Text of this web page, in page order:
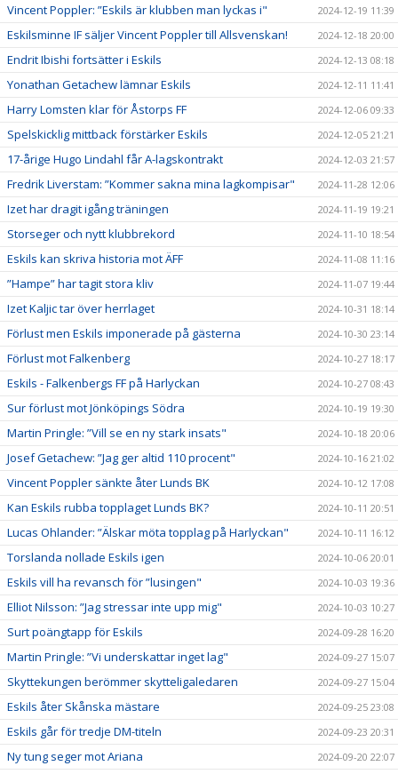
Vincent Poppler: ”Eskils är klubben man lyckas i" 2024-12-19 11:39
Eskilsminne IF säljer Vincent Poppler till Allsvenskan! 2024-12-18 20:00
Endrit Ibishi fortsätter i Eskils 2024-12-13 08:18
Yonathan Getachew lämnar Eskils 2024-12-11 11:41
Harry Lomsten klar för Åstorps FF 2024-12-06 09:33
Spelskicklig mittback förstärker Eskils 2024-12-05 21:21
17-årige Hugo Lindahl får A-lagskontrakt 2024-12-03 21:57
Fredrik Liverstam: ”Kommer sakna mina lagkompisar" 2024-11-28 12:06
Izet har dragit igång träningen 2024-11-19 19:21
Storseger och nytt klubbrekord 2024-11-10 18:54
Eskils kan skriva historia mot ÄFF 2024-11-08 11:16
”Hampe” har tagit stora kliv 2024-11-07 19:44
Izet Kaljic tar över herrlaget 2024-10-31 18:14
Förlust men Eskils imponerade på gästerna 2024-10-30 23:14
Förlust mot Falkenberg 2024-10-27 18:17
Eskils - Falkenbergs FF på Harlyckan 2024-10-27 08:43
Sur förlust mot Jönköpings Södra 2024-10-19 19:30
Martin Pringle: ”Vill se en ny stark insats" 2024-10-18 20:06
Josef Getachew: ”Jag ger altid 110 procent" 2024-10-16 21:02
Vincent Poppler sänkte åter Lunds BK 2024-10-12 17:08
Kan Eskils rubba topplaget Lunds BK? 2024-10-11 20:51
Lucas Ohlander: ”Älskar möta topplag på Harlyckan" 2024-10-11 16:12
Torslanda nollade Eskils igen 2024-10-06 20:01
Eskils vill ha revansch för ”lusingen" 2024-10-03 19:36
Elliot Nilsson: ”Jag stressar inte upp mig" 2024-10-03 10:27
Surt poängtapp för Eskils 2024-09-28 16:20
Martin Pringle: ”Vi underskattar inget lag" 2024-09-27 15:07
Skyttekungen berömmer skytteligaledaren 2024-09-27 15:04
Eskils åter Skånska mästare 2024-09-25 23:08
Eskils går för tredje DM-titeln 2024-09-23 20:31
Ny tung seger mot Ariana 2024-09-20 22:07